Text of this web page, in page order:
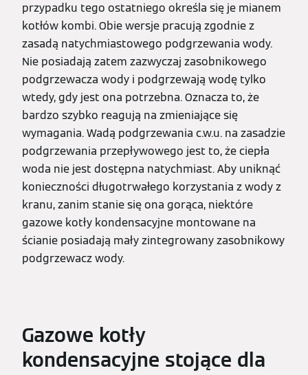
przypadku tego ostatniego określa się je mianem
kotłów kombi. Obie wersje pracują zgodnie z
zasadą natychmiastowego podgrzewania wody.
Nie posiadają zatem zazwyczaj zasobnikowego
podgrzewacza wody i podgrzewają wodę tylko
wtedy, gdy jest ona potrzebna. Oznacza to, że
bardzo szybko reagują na zmieniające się
wymagania. Wadą podgrzewania c.w.u. na zasadzie
podgrzewania przepływowego jest to, że ciepła
woda nie jest dostępna natychmiast. Aby uniknąć
konieczności długotrwałego korzystania z wody z
kranu, zanim stanie się ona gorąca, niektóre
gazowe kotły kondensacyjne montowane na
ścianie posiadają mały zintegrowany zasobnikowy
podgrzewacz wody.
Gazowe kotły
kondensacyjne stojące dla